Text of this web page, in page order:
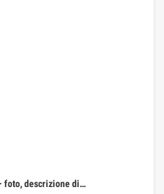
foto, descrizione di…